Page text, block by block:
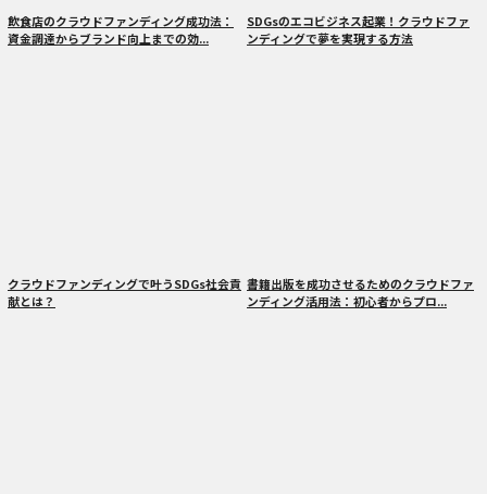
飲食店のクラウドファンディング成功法：
資金調達からブランド向上までの効...
SDGsのエコビジネス起業！クラウドファ
ンディングで夢を実現する方法
クラウドファンディングで叶うSDGs社会貢
献とは？
書籍出版を成功させるためのクラウドファ
ンディング活用法：初心者からプロ...